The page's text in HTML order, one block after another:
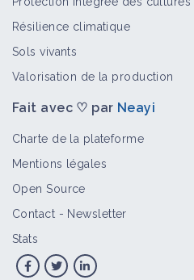
Résilience climatique
Sols vivants
Valorisation de la production
Fait avec ♡ par Neayi
Charte de la plateforme
Mentions légales
Open Source
Contact - Newsletter
Stats